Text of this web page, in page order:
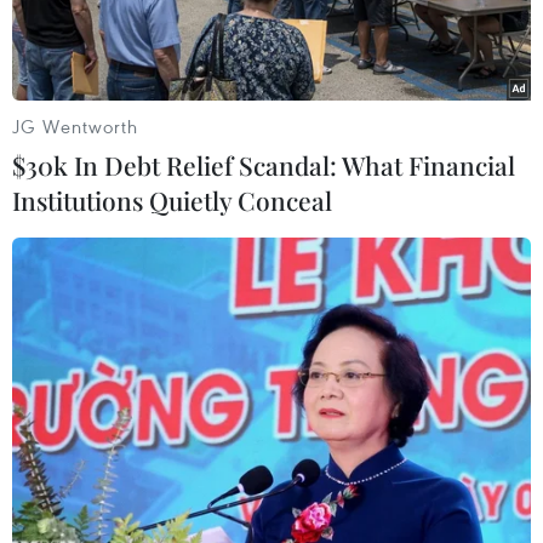
Các bị cáo tại phiên tòa ngày 24/5. (Ảnh: Công Mạo/TTXVN)
Sau gần 2 tuần xét xử sơ thẩm, sáng 24/5, Tòa án
Nhân dân tỉnh An Giang đã tuyên phạt 62 bị cáo
trong đường dây đánh bạc gần 1.000 tỷ đồng ở
An Giang tổng cộng 208 năm 6 tháng tù về các
tội “Tổ chức đánh bạc,” “Đánh bạc;” buộc các bị
JG Wentworth
$30k In Debt Relief Scandal: What Financial
Institutions Quietly Conceal